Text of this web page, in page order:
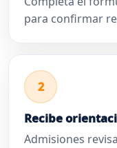
para confirmar
2
Recibe
Admisiones